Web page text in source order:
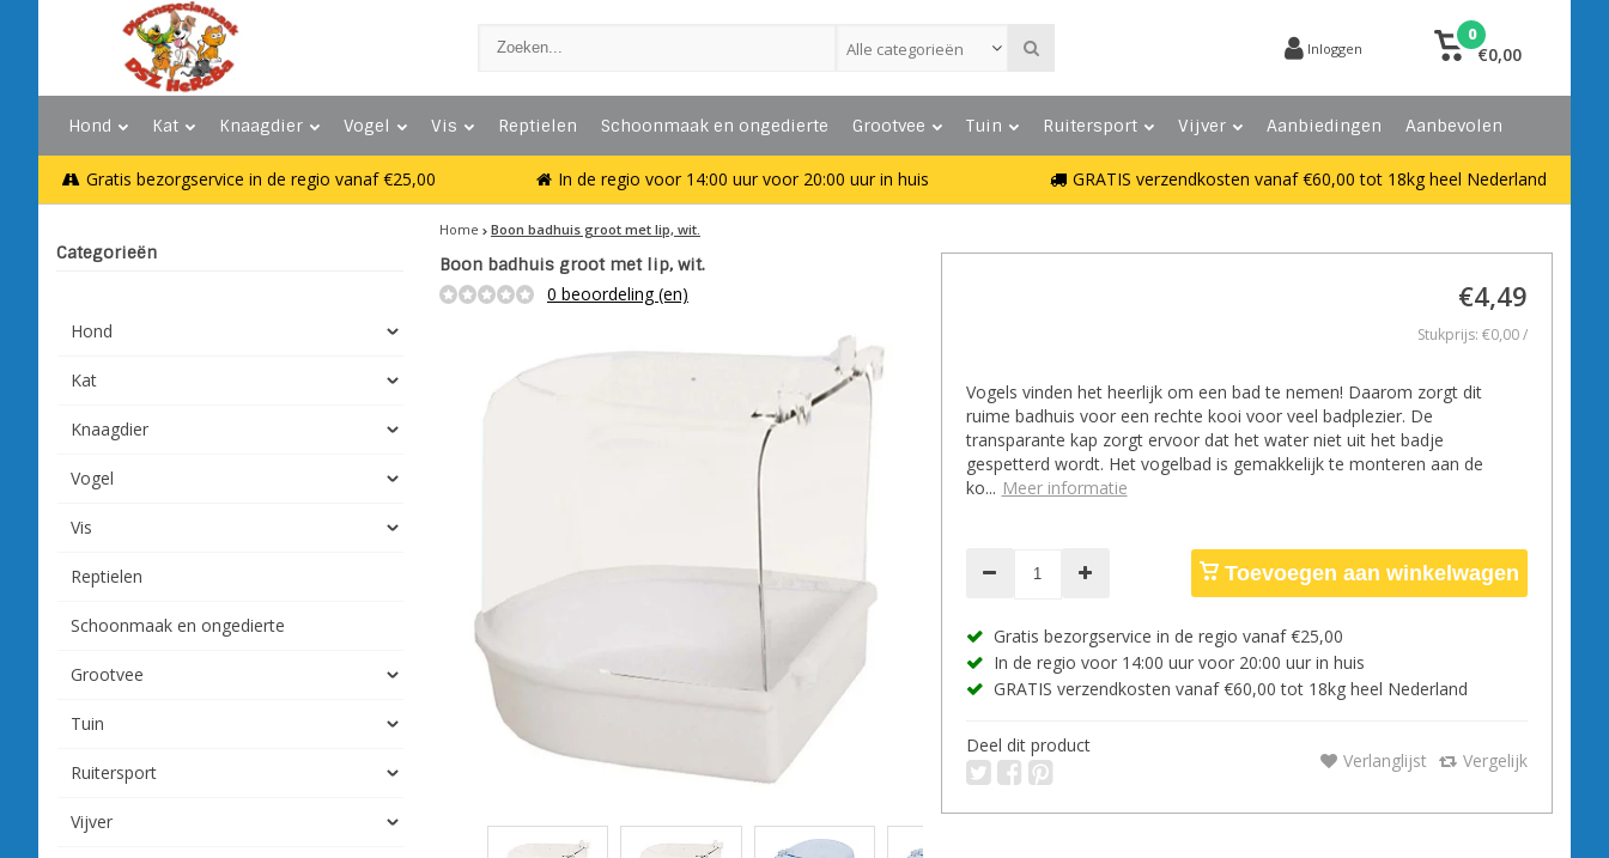
Alle categorieën Inloggen
0
€0,00
Hond Kat Knaagdier Vogel Vis Reptielen Schoonmaak en ongedierte Grootvee Tuin Ruitersport Vijver Aanbiedingen Aanbevolen
Gratis bezorgservice in de regio vanaf €25,00 In de regio voor 14:00 uur voor 20:00 uur in huis GRATIS verzendkosten vanaf €60,00 tot 18kg heel Nederland
Categorieën
Hond
Kat
Knaagdier
Vogel
Vis
Reptielen
Schoonmaak en ongedierte
Grootvee
Tuin
Ruitersport
Vijver
Home Boon badhuis groot met lip, wit.
Boon badhuis groot met lip, wit.
0 beoordeling (en) €4,49
Stukprijs: €0,00 /
Vogels vinden het heerlijk om een bad te nemen! Daarom zorgt dit
ruime badhuis voor een rechte kooi voor veel badplezier. De
transparante kap zorgt ervoor dat het water niet uit het badje
gespetterd wordt. Het vogelbad is gemakkelijk te monteren aan de
ko... Meer informatie
Toevoegen aan winkelwagen
Gratis bezorgservice in de regio vanaf €25,00
In de regio voor 14:00 uur voor 20:00 uur in huis
GRATIS verzendkosten vanaf €60,00 tot 18kg heel Nederland
Deel dit product
Verlanglijst Vergelijk